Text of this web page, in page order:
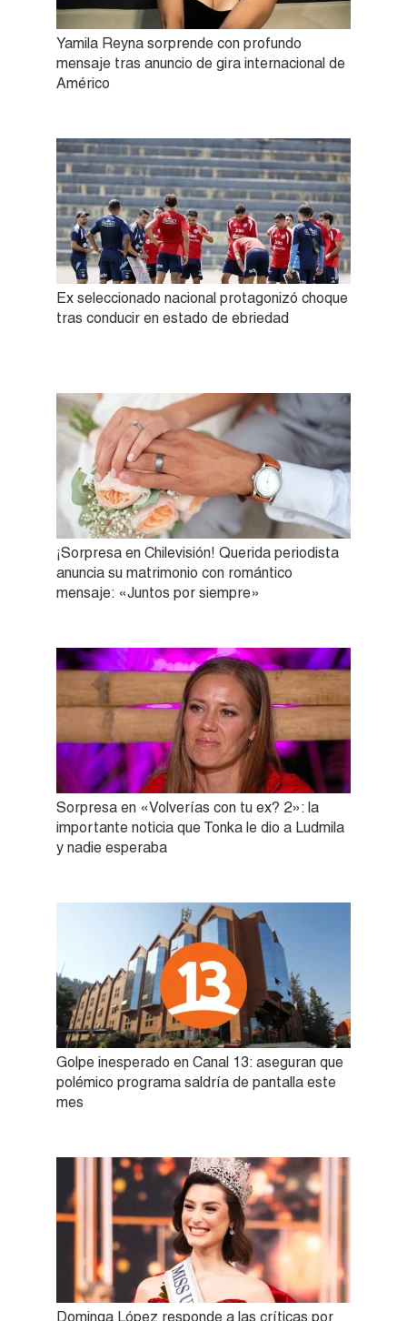
Yamila Reyna sorprende con profundo
mensaje tras anuncio de gira internacional de
Américo
Ex seleccionado nacional protagonizó choque
tras conducir en estado de ebriedad
¡Sorpresa en Chilevisión! Querida periodista
anuncia su matrimonio con romántico
mensaje: «Juntos por siempre»
Sorpresa en «Volverías con tu ex? 2»: la
importante noticia que Tonka le dio a Ludmila
y nadie esperaba
Golpe inesperado en Canal 13: aseguran que
polémico programa saldría de pantalla este
mes
Dominga López responde a las críticas por